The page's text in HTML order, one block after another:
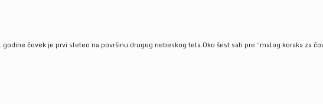
čovek je prvi sleteo na površinu drugog nebeskog tela.Oko šest sati pre “malog koraka za